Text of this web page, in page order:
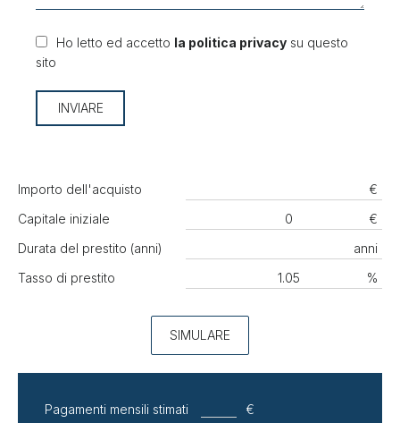
Ho letto ed accetto la politica privacy su questo
sito
INVIARE
Importo dell'acquisto
€
Capitale iniziale
€
Durata del prestito (anni)
anni
Tasso di prestito
%
SIMULARE
Pagamenti mensili stimati
€